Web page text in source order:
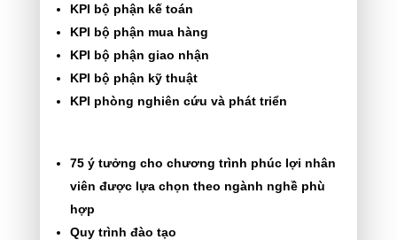
KPI bộ phận kế toán
KPI bộ phận mua hàng
KPI bộ phận giao nhận
KPI bộ phận kỹ thuật
KPI phòng nghiên cứu và phát triển
75 ý tưởng cho chương trình phúc lợi nhân
viên được lựa chọn theo ngành nghề phù
hợp
Quy trình đào tạo